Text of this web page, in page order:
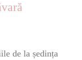
de la ședința